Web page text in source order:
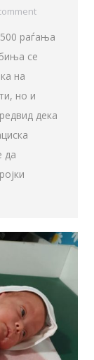
раѓања
се
на
но и
дека
да